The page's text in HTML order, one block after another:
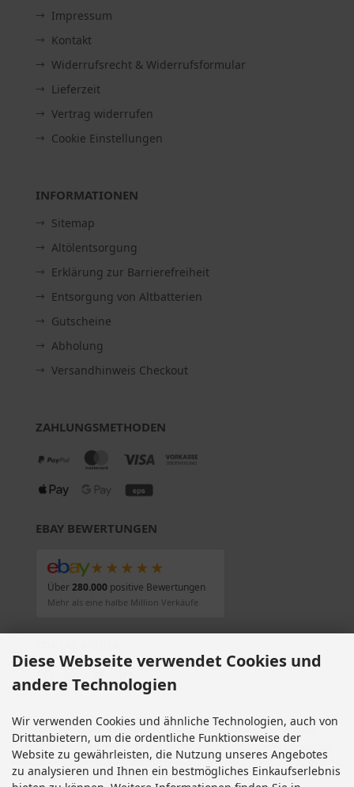
Impressum
Kontakt
Widerrufsrecht & Widerrufsformular
Lieferzeit
Vertrag widerrufen
Cookie Einstellungen
INFORMATIONEN
Sitemap
Altölentsorgung
Erklärung zur Barrierefreiheit
Entsorgung von Altbatterien
Gutscheine
Abholung
Versandhinweis Checkout
ZAHLUNGSMETHODEN
EBAY BEWERTUNGEN
★★★★★
Über280.000positive Bewertungen
Mehr als eine halbe Million Verkäufe
Alle Preise inkl. gesetzl. MwSt. zzgl. Versandkosten . Die durchgestrichenen Preise
entsprechen dem bisherigen Preis bei Motorradteile & Motorrad Ersatzteile.
Motorradteile & Motorrad Ersatzteile © 2026 | Template © 2009-2026 by modified
eCommerce Shopsoftware
Diese Webseite verwendet Cookies und
andere Technologien
Wir verwenden Cookies und ähnliche Technologien, auch von
Drittanbietern, um die ordentliche Funktionsweise der
Website zu gewährleisten, die Nutzung unseres Angebotes
zu analysieren und Ihnen ein bestmögliches Einkaufserlebnis